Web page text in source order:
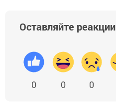
Оставляйте реакции
0 0 0